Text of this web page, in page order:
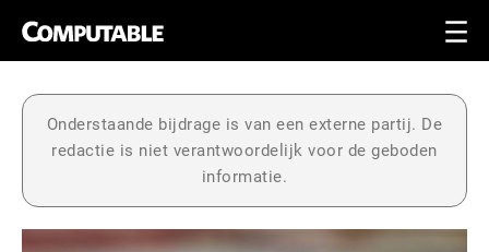
Onderstaande bijdrage is van een externe partij. De
redactie is niet verantwoordelijk voor de geboden
informatie.